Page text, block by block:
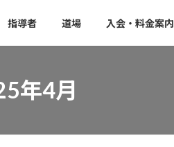
指導者 道場 入会・料金案内
年4月